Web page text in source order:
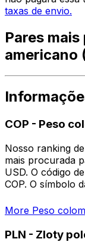
taxas de envio.
Pares
americano
COP - Peso
Nosso ranking
mais procurada
USD. O código
COP. O símbolo
More Peso
PLN - Zloty